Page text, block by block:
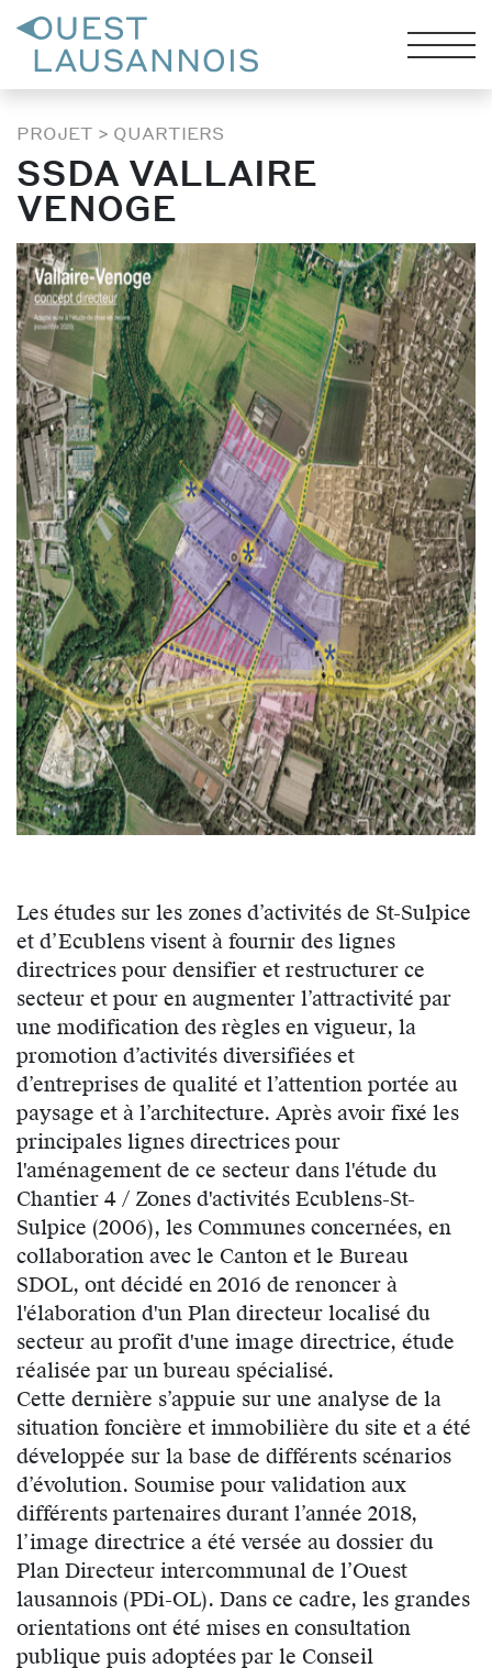
PROJET > QUARTIERS
SSDA VALLAIRE
VENOGE
Les études sur les zones d’activités de St-Sulpice
et d’Ecublens visent à fournir des lignes
directrices pour densifier et restructurer ce
secteur et pour en augmenter l’attractivité par
une modification des règles en vigueur, la
promotion d’activités diversifiées et
d’entreprises de qualité et l’attention portée au
paysage et à l’architecture. Après avoir fixé les
principales lignes directrices pour
l'aménagement de ce secteur dans l'étude du
Chantier 4 / Zones d'activités Ecublens-St-
Sulpice (2006), les Communes concernées, en
collaboration avec le Canton et le Bureau
SDOL, ont décidé en 2016 de renoncer à
l'élaboration d'un Plan directeur localisé du
secteur au profit d'une image directrice, étude
réalisée par un bureau spécialisé.
Cette dernière s’appuie sur une analyse de la
situation foncière et immobilière du site et a été
développée sur la base de différents scénarios
d’évolution. Soumise pour validation aux
différents partenaires durant l’année 2018,
l’image directrice a été versée au dossier du
Plan Directeur intercommunal de l’Ouest
lausannois (PDi-OL). Dans ce cadre, les grandes
orientations ont été mises en consultation
publique puis adoptées par le Conseil